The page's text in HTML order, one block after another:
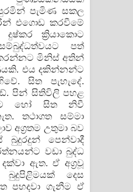
පැමිණ සකල
එගොඩ කරවීමේ
ක්‍රියාකොට
පත්
මිනිස් අතින්
එය දකින්නන්ට
සිත පැහැදේ.
පින් සිතිවිලි පහළ
හෝ සිත නිවී
තථාගත සම්මා
අග්‍රතම උතුමා බව
බුදුරදුන් පෙන්වාදී
වඩා බුද්ධ
ඇත. ඒ අග්‍රවූ
දෙස
පහදවා ගැනීම ඒ